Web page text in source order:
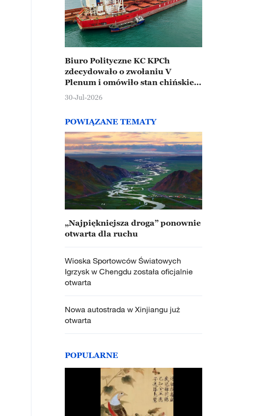
Biuro Polityczne KC KPCh
zdecydowało o zwołaniu V
Plenum i omówiło stan chińskiej
gospodarki
30-Jul-2026
POWIĄZANE TEMATY
„Najpiękniejsza droga” ponownie
otwarta dla ruchu
Wioska Sportowców Światowych
Igrzysk w Chengdu została oficjalnie
otwarta
Nowa autostrada w Xinjiangu już
otwarta
POPULARNE